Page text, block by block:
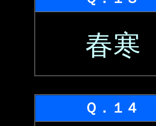
春寒
Ｑ．１４